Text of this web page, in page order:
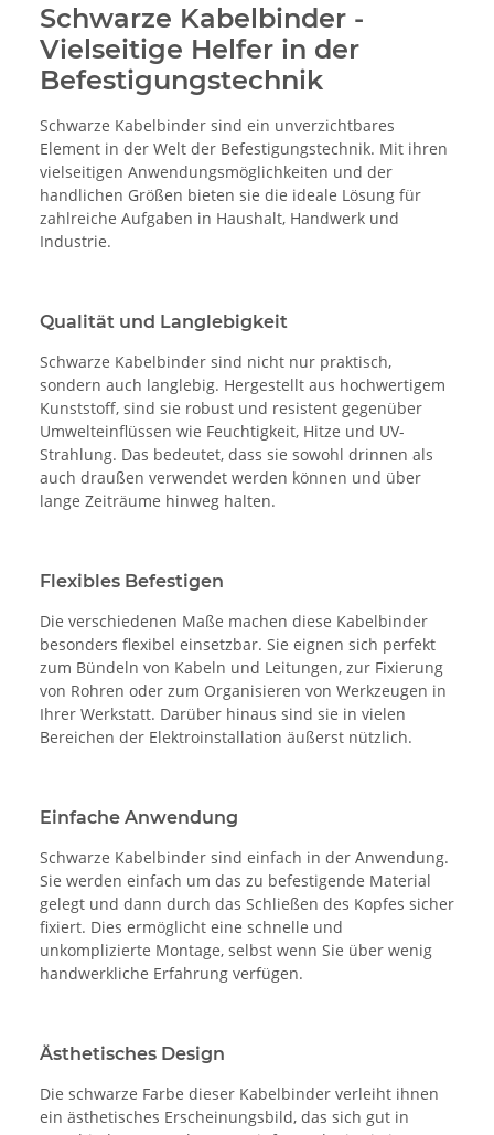
Schwarze Kabelbinder -
Vielseitige Helfer in der
Befestigungstechnik
Schwarze Kabelbinder sind ein unverzichtbares
Element in der Welt der Befestigungstechnik. Mit ihren
vielseitigen Anwendungsmöglichkeiten und der
handlichen Größen bieten sie die ideale Lösung für
zahlreiche Aufgaben in Haushalt, Handwerk und
Industrie.
Qualität und Langlebigkeit
Schwarze Kabelbinder sind nicht nur praktisch,
sondern auch langlebig. Hergestellt aus hochwertigem
Kunststoff, sind sie robust und resistent gegenüber
Umwelteinflüssen wie Feuchtigkeit, Hitze und UV-
Strahlung. Das bedeutet, dass sie sowohl drinnen als
auch draußen verwendet werden können und über
lange Zeiträume hinweg halten.
Flexibles Befestigen
Die verschiedenen Maße machen diese Kabelbinder
besonders flexibel einsetzbar. Sie eignen sich perfekt
zum Bündeln von Kabeln und Leitungen, zur Fixierung
von Rohren oder zum Organisieren von Werkzeugen in
Ihrer Werkstatt. Darüber hinaus sind sie in vielen
Bereichen der Elektroinstallation äußerst nützlich.
Einfache Anwendung
Schwarze Kabelbinder sind einfach in der Anwendung.
Sie werden einfach um das zu befestigende Material
gelegt und dann durch das Schließen des Kopfes sicher
fixiert. Dies ermöglicht eine schnelle und
unkomplizierte Montage, selbst wenn Sie über wenig
handwerkliche Erfahrung verfügen.
Ästhetisches Design
Die schwarze Farbe dieser Kabelbinder verleiht ihnen
ein ästhetisches Erscheinungsbild, das sich gut in